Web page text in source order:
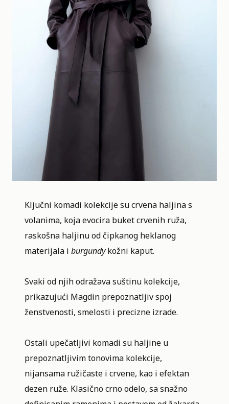
Ključni komadi kolekcije su crvena haljina s
volanima, koja evocira buket crvenih ruža,
raskošna haljinu od čipkanog heklanog
materijala i burgundykožni kaput.
Svaki od njih odražava suštinu kolekcije,
prikazujući Magdin prepoznatljiv spoj
ženstvenosti, smelosti i precizne izrade.
Ostali upečatljivi komadi su haljine u
prepoznatljivim tonovima kolekcije,
nijansama ružičaste i crvene, kao i efektan
dezen ruže. Klasično crno odelo, sa snažno